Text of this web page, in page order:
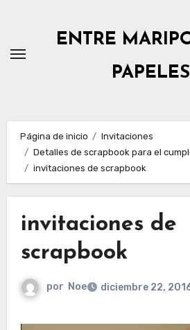
contenido
ENTRE
PAPELES
Página de inicio
Invitaciones
Detalles de scrapbook para el
invitaciones de scrapbook
invitaciones de
scrapbook
por Noe diciembre 22,